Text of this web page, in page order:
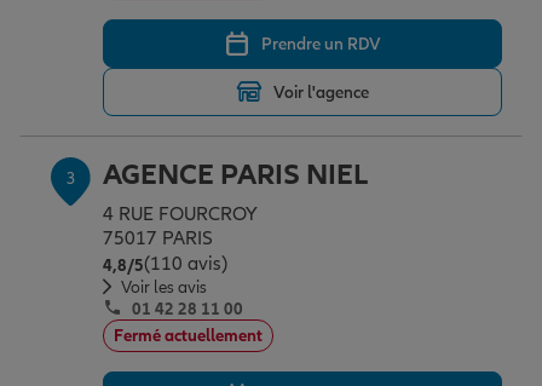
Garantie des accidents de la vie
Assurance scolaire
Protection juridique
Retraite
Prendre un RDV
Voir l'agence
3 AGENCE PARIS NIEL
4 RUE FOURCROY
75017 PARIS
4,8/5Note de 4.8 sur 5
(110 avis)
Voir les avis
01 42 28 11 00
Fermé actuellement